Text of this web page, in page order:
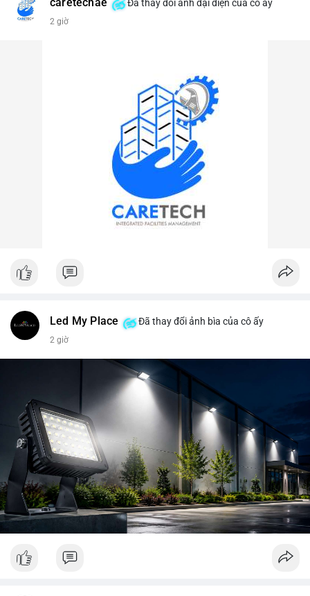
#vlikevn #titanbot
caretechae Đã thay đổi ảnh đại diện của cô ấy
2 giờ
Led My Place Đã thay đổi ảnh bìa của cô ấy
2 giờ